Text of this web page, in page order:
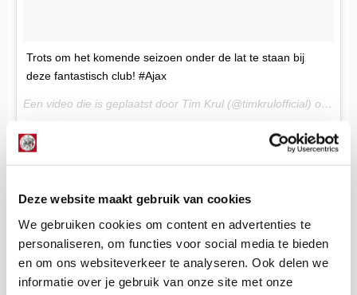
Deze website maakt gebruik van cookies
We gebruiken cookies om content en advertenties te
personaliseren, om functies voor social media te bieden
en om ons websiteverkeer te analyseren. Ook delen we
informatie over je gebruik van onze site met onze
Trots om het komende seizoen onder de lat te staan bij
deze fantastisch club! #Ajax
Een video die is geplaatst door Tim Krul (@timkrulofficial) op
Net binnen //